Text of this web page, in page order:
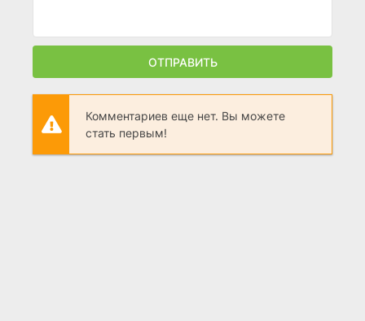
ОТПРАВИТЬ
Комментариев еще нет. Вы можете
стать первым!